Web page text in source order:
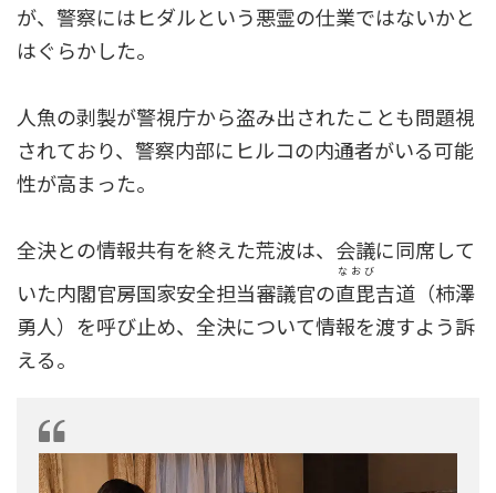
が、警察にはヒダルという悪霊の仕業ではないかと
はぐらかした。
人魚の剥製が警視庁から盗み出されたことも問題視
されており、警察内部にヒルコの内通者がいる可能
性が高まった。
全決との情報共有を終えた荒波は、会議に同席して
いた内閣官房国家安全担当審議官の直毘
なおび
吉道（柿澤
勇人）を呼び止め、全決について情報を渡すよう訴
える。